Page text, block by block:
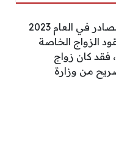
حدد المرسوم السلطاني رقم 23 الصادر في العام 2023
الزواج الخاصة
فقد كان زواج
من وزارة